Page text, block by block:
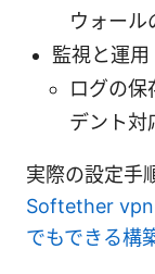
ウォール
監視と運用
ログの保
デント対
実際の設定手
Softether vpn
でもできる構